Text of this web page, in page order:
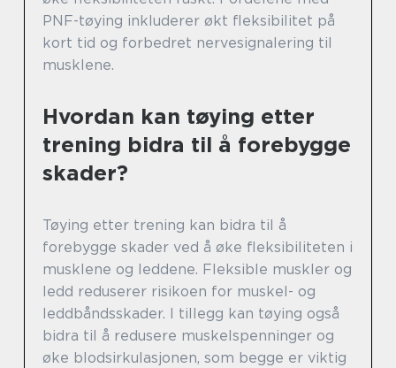
PNF-tøying inkluderer økt fleksibilitet på
kort tid og forbedret nervesignalering til
musklene.
Hvordan kan tøying etter
trening bidra til å forebygge
skader?
Tøying etter trening kan bidra til å
forebygge skader ved å øke fleksibiliteten i
musklene og leddene. Fleksible muskler og
ledd reduserer risikoen for muskel- og
leddbåndsskader. I tillegg kan tøying også
bidra til å redusere muskelspenninger og
øke blodsirkulasjonen, som begge er viktig